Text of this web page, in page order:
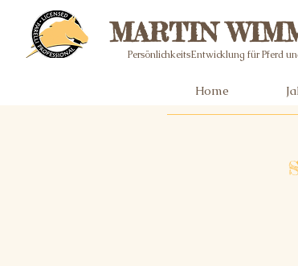
MARTIN
PersönlichkeitsEntwicklung für Pferd
Home